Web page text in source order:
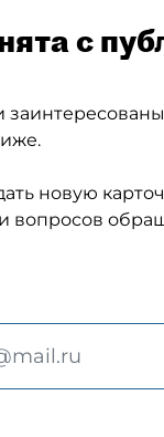
с
новую
вопросов